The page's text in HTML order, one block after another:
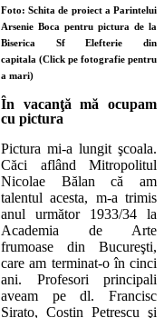
Foto: Schita de proiect a Parintelui
Arsenie Boca pentru pictura de la
Biserica Sf Elefterie din
capitala (Click pe fotografie pentru
a mari)
Ȋn vacanţă mă ocupam
cu pictura
Pictura mi-a lungit şcoala.
Căci aflând Mitropolitul
Nicolae Bălan că am
talentul acesta, m-a trimis
anul următor 1933/34 la
Academia de Arte
frumoase din Bucureşti,
care am terminat-o în cinci
ani. Profesori principali
aveam pe dl. Francisc
Sirato, Costin Petrescu şi